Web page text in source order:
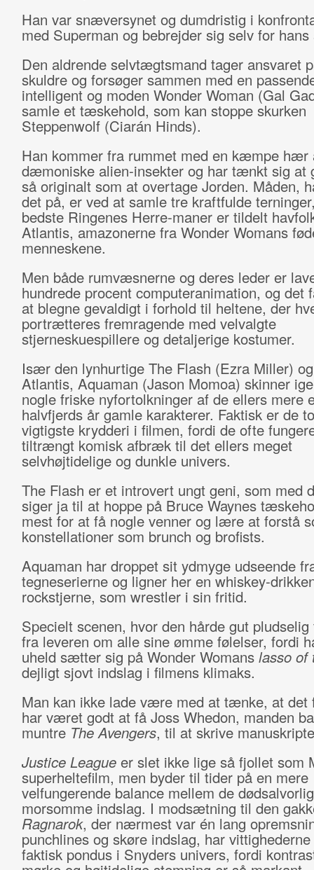
Han var snæversynet og dumdristig i
med Superman og bebrejder sig selv for
Den aldrende selvtægtsmand tager ansvaret
skuldre og forsøger sammen med en
intelligent og moden Wonder Woman (Gal
samle et tæskehold, som kan stoppe skurken
Steppenwolf (Ciarán Hinds).
Han kommer fra rummet med en kæmpe hær
dæmoniske alien-insekter og har tænkt sig at
så originalt som at overtage Jorden. Måden,
det på, er ved at samle tre kraftfulde
bedste Ringenes Herre-maner er tildelt
Atlantis, amazonerne fra Wonder Womans
menneskene.
Men både rumvæsnerne og deres leder er
hundrede procent computeranimation, og det
at blegne gevaldigt i forhold til heltene, der
portrætteres fremragende med velvalgte
stjerneskuespillere og detaljerige kostumer.
Især den lynhurtige The Flash (Ezra Miller)
Atlantis, Aquaman (Jason Momoa) skinner
nogle friske nyfortolkninger af de ellers mere
halvfjerds år gamle karakterer. Faktisk er de
vigtigste krydderi i filmen, fordi de ofte
tiltrængt komisk afbræk til det ellers meget
selvhøjtidelige og dunkle univers.
The Flash er et introvert ungt geni, som med
siger ja til at hoppe på Bruce Waynes
mest for at få nogle venner og lære at forstå
konstellationer som brunch og brofists.
Aquaman har droppet sit ydmyge udseende
tegneserierne og ligner her en whiskey-
rockstjerne, som wrestler i sin fritid.
Specielt scenen, hvor den hårde gut
fra leveren om alle sine ømme følelser, fordi
uheld sætter sig på Wonder Womans lasso
dejligt sjovt indslag i filmens klimaks.
Man kan ikke lade være med at tænke, at det
har været godt at få Joss Whedon, manden
muntre The Avengers, til at skrive
Justice Leagueer slet ikke lige så fjollet som
superheltefilm, men byder til tider på en mere
velfungerende balance mellem de
morsomme indslag. I modsætning til den
Ragnarok, der nærmest var én lang
punchlines og skøre indslag, har
faktisk pondus i Snyders univers, fordi